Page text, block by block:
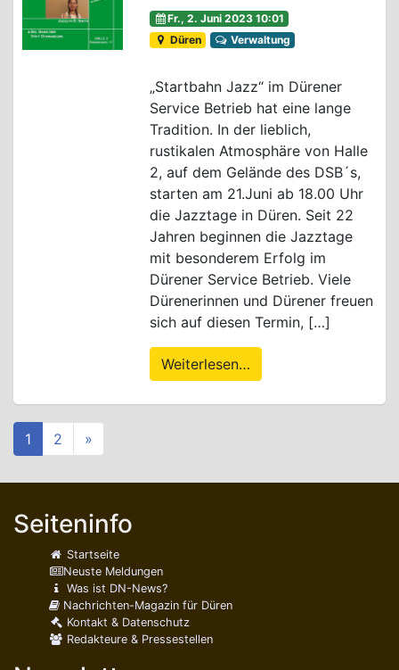
Fr., 2. Juni 2023 10:01
Düren
Verwaltung
„Startbahn Jazz“ im Dürener
Service Betrieb hat eine lange
Tradition. In der lieblich,
rustikalen Atmosphäre von Halle
2, auf dem Gelände des DSB´s,
starten am 21.Juni ab 18.00 Uhr
die Jazztage in Düren. Seit 22
Jahren beginnen die Jazztage
mit besonderem Erfolg im
Dürener Service Betrieb. Viele
Dürenerinnen und Dürener freuen
sich auf diesen Termin, […]
Weiterlesen…
1 2 »
Seiteninfo
Startseite
Neuste Meldungen
Was ist DN-News?
Nachrichten-Magazin für Düren
Kontakt & Datenschutz
Redakteure & Pressestellen